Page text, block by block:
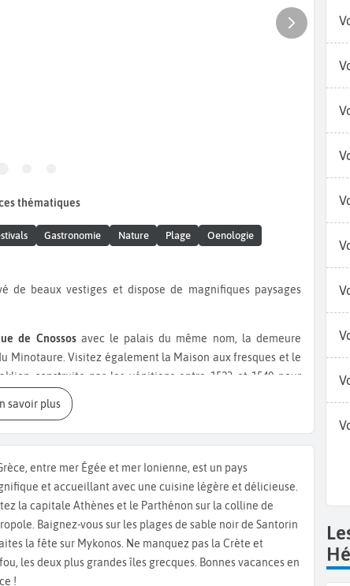
thématiques
Gastronomie Nature Plage
Oenologie
de beaux vestiges et dispose de magnifiques paysages
de Cnossosavec le palais du même nom, la demeure
Minotaure. Visitez également la Maison aux fresques et le
construite par les vénitiens entre 1523 et 1540 pour
à voir est aujourd’hui l’hôtel-de-ville de la commune. Elle
public principal de la cité pour prendre des décisions
d’Agios Titos, une église byzantine datant du Xème
des expositions et des concerts. Pour ce qui est des
fondé en 1883 qui abrite des collections et des objets
à l’époque romaine et minoenne. Poursuivez par le
qui comprend le « géant deinotherium », le plus grand
découverte «Erevnotopos», le «living Museum» qui expose
de séismes. Baladez-vous ensuite dans le centre-
En savoir plus
entre mer Égée et mer Ionienne, est un pays
et accueillant avec une cuisine légère et délicieuse.
la capitale Athènes et le Parthénon sur la colline de
Baignez-vous sur les plages de sable noir de Santorin
la fête sur Mykonos. Ne manquez pas la Crète et
les deux plus grandes îles grecques. Bonnes vacances en
!